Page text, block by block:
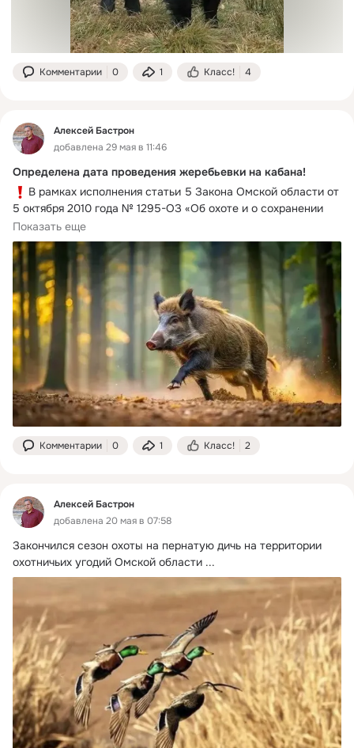
Комментарии 0 1 Класс! 4
Алексей Бастрон
добавлена 29 мая в 11:46
Определена дата проведения жеребьевки на кабана!
В рамках исполнения статьи 5 Закона Омской области от
5 октября 2010 года № 1295-ОЗ «Об охоте и о сохранении
охотничьих ресурсов в Омской области» Министерством
природных ресурсов и экологии Омской области 15 апреля
завершился прием заявок для участия в жеребьевке по
распределению разрешений на добычу барсука в
общедоступных охотничьих угодьях Омской области.
В соответствии с приказом Министерства подлежат
изъятию 85 особей кабана.
В Министерство от граждан поступило 3647 заявок, из
них допущено для участия в жеребьевке – 3643, отклонено
по причине недостоверных сведений 4.
Процедура проведения случайной выборки (жеребьевки)
по ра
Показать еще
Комментарии 0 1 Класс! 2
Алексей Бастрон
добавлена 20 мая в 07:58
Закончился сезон охоты на пернатую дичь на территории
охотничьих угодий Омской области ...